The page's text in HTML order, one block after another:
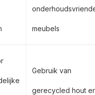
meubels
Gebruik van
gerecycled hout